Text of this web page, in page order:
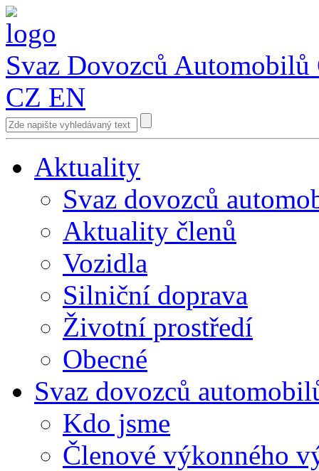
Svaz Dovozců Automobilů
CZ EN
Aktuality
Svaz dovozců
Aktuality členů
Vozidla
Silniční doprava
Životní prostředí
Obecné
Svaz dovozců
Kdo jsme
Členové výkonného